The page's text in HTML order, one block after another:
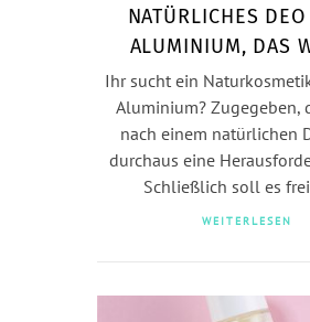
NATÜRLICHES
ALUMINIUM, DAS
Ihr sucht ein
Aluminium? Zugegeben,
nach einem natürlichen
durchaus eine
Schließlich soll es
WEITERLESEN